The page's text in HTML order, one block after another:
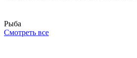
Рыба
Смотреть все